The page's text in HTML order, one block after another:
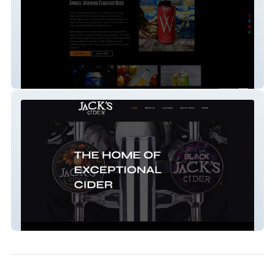
Wookey Brewing Co
Jack's Cider